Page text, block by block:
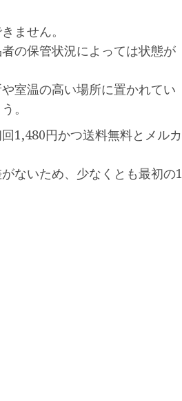
ません。
の保管状況によっては状態が
室温の高い場所に置かれてい
。
1,480円かつ送料無料とメルカ
ないため、少なくとも最初の1